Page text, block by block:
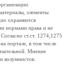
элементы
охраняются
нормами права и не
ст.ст. 1274,1275
портале, в том числе
Мнение
колумнистов.